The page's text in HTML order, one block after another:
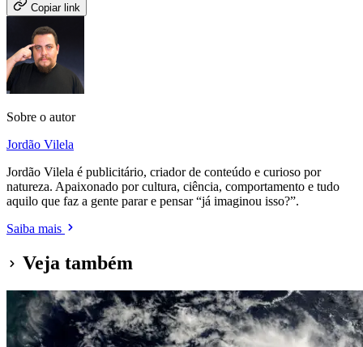
Copiar link
Sobre o autor
Jordão Vilela
Jordão Vilela é publicitário, criador de conteúdo e curioso por
natureza. Apaixonado por cultura, ciência, comportamento e tudo
aquilo que faz a gente parar e pensar “já imaginou isso?”.
Saiba mais
Veja também